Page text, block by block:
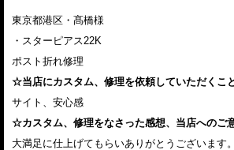
東京都港区・髙橋様
・スターピアス22K
ポスト折れ修理
☆当店にカスタム、修理を依頼していただくこ
サイト、安心感
☆カスタム、修理をなさった感想、当店へのご
大満足に仕上げてもらいありがとうございます。